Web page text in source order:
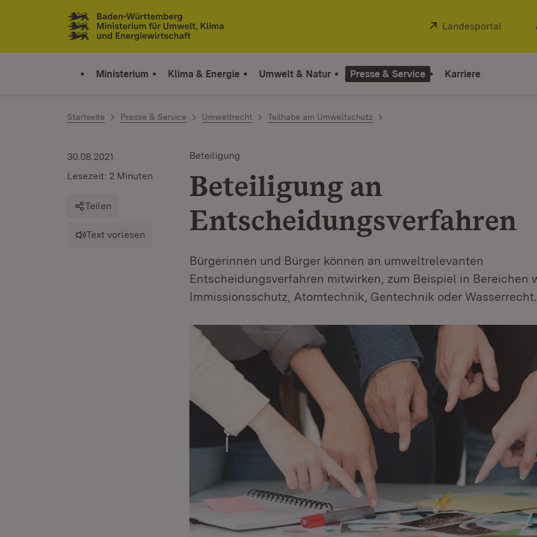
Zum Inhalt springen
Link zur Startseite
Extern:
Landesportal
Ministerium Klima & Energie Umwelt & Natur Presse & Service Karriere
Startseite Presse & Service Umweltrecht Teilhabe am Umweltschutz
Beteiligung
Beteiligung an
Entscheidungsverfahren
Bürgerinnen und Bürger können an umweltrelevanten
Entscheidungsverfahren mitwirken, zum Beispiel in Bereichen
Immissionsschutz, Atomtechnik, Gentechnik oder Wasserrecht.
30.08.2021
Lesezeit: 2 Minuten
Teilen
Text vorlesen